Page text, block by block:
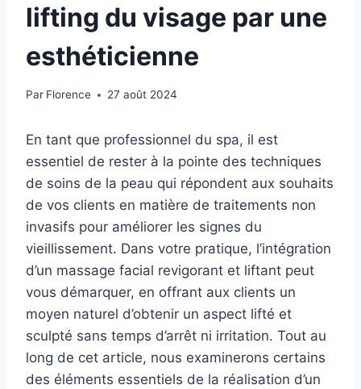
lifting du visage par une
esthéticienne
Par Florence 27 août 2024
En tant que professionnel du spa, il est
essentiel de rester à la pointe des techniques
de soins de la peau qui répondent aux souhaits
de vos clients en matière de traitements non
invasifs pour améliorer les signes du
vieillissement. Dans votre pratique, l’intégration
d’un massage facial revigorant et liftant peut
vous démarquer, en offrant aux clients un
moyen naturel d’obtenir un aspect lifté et
sculpté sans temps d’arrêt ni irritation. Tout au
long de cet article, nous examinerons certains
des éléments essentiels de la réalisation d’un